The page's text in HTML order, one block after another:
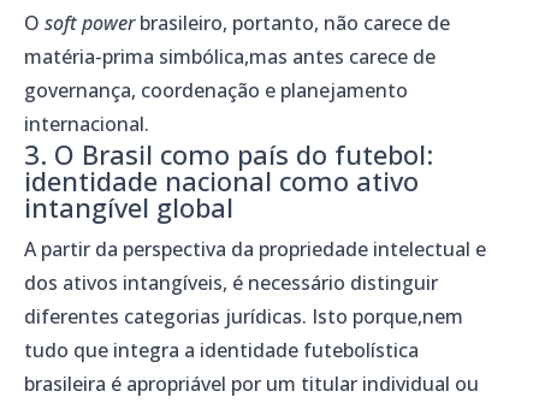
O soft powerbrasileiro, portanto, não carece de
matéria-prima simbólica,mas antes carece de
governança, coordenação e planejamento
internacional.
3. O Brasil como país do futebol:
identidade nacional como ativo
intangível global
A partir da perspectiva da propriedade intelectual e
dos ativos intangíveis, é necessário distinguir
diferentes categorias jurídicas. Isto porque,nem
tudo que integra a identidade futebolística
brasileira é apropriável por um titular individual ou